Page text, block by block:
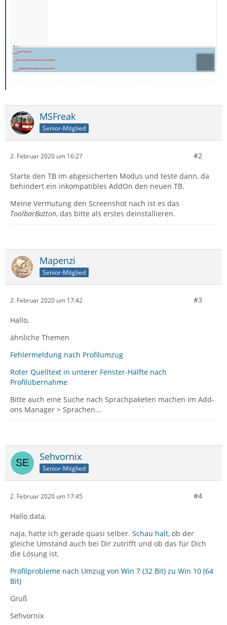
MSFreak
Senior-Mitglied
2. Februar 2020 um 16:27 #2
Starte den TB im abgesicherten Modus und teste dann, da
behindert ein inkompatibles AddOn den neuen TB.
Meine Vermutung den Screenshot nach ist es das
ToolbarButton, das bitte als erstes deinstallieren.
Mapenzi
Senior-Mitglied
2. Februar 2020 um 17:42 #3
Hallo,
ähnliche Themen
Fehlermeldung nach Profilumzug
Roter Quelltext in unterer Fenster-Hälfte nach
Profilübernahme
Bitte auch eine Suche nach Sprachpaketen machen im Add-
ons Manager > Sprachen...
Sehvornix
Senior-Mitglied
2. Februar 2020 um 17:45 #4
Hallo data,
naja, hatte ich gerade quasi selber. Schau halt, ob der
gleiche Umstand auch bei Dir zutrifft und ob das für Dich
die Lösung ist.
Profilprobleme nach Umzug von Win 7 (32 Bit) zu Win 10 (64
Bit)
Gruß
Sehvornix